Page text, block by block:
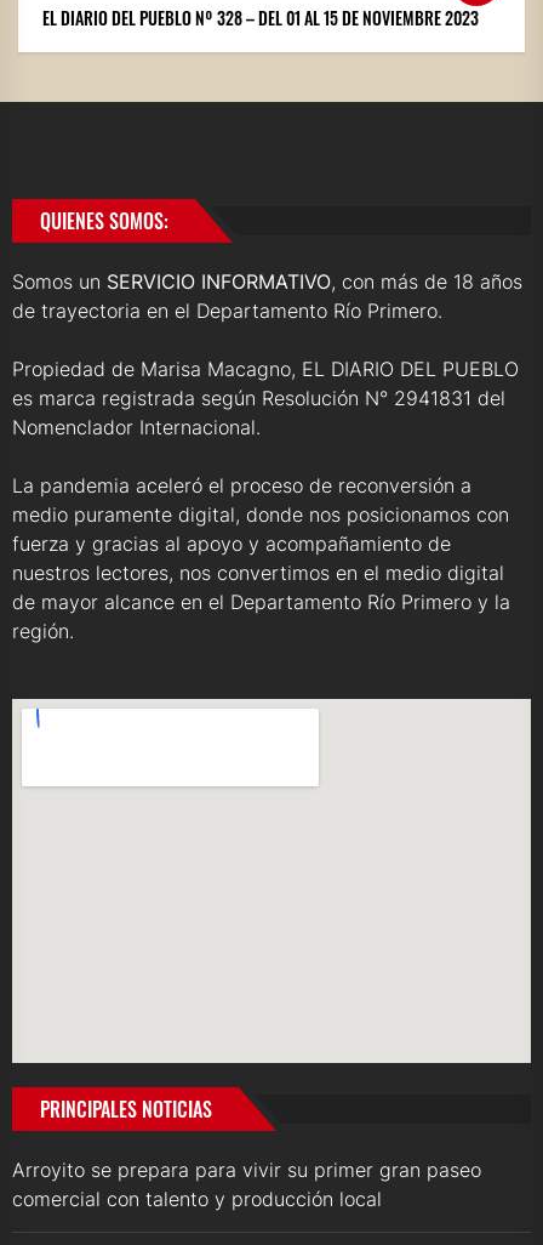
EL DIARIO DEL PUEBLO Nº 328 – DEL 01 AL 15 DE NOVIEMBRE 2023
QUIENES SOMOS:
Somos un SERVICIO INFORMATIVO, con más de 18 años
de trayectoria en el Departamento Río Primero.
Propiedad de Marisa Macagno, EL DIARIO DEL PUEBLO
es marca registrada según Resolución N° 2941831 del
Nomenclador Internacional.
La pandemia aceleró el proceso de reconversión a
medio puramente digital, donde nos posicionamos con
fuerza y gracias al apoyo y acompañamiento de
nuestros lectores, nos convertimos en el medio digital
de mayor alcance en el Departamento Río Primero y la
región.
PRINCIPALES NOTICIAS
Arroyito se prepara para vivir su primer gran paseo
comercial con talento y producción local